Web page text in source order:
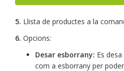
5. Llista de productes a la
6. Opcions:
Desar esborrany: Es
com a esborrany per